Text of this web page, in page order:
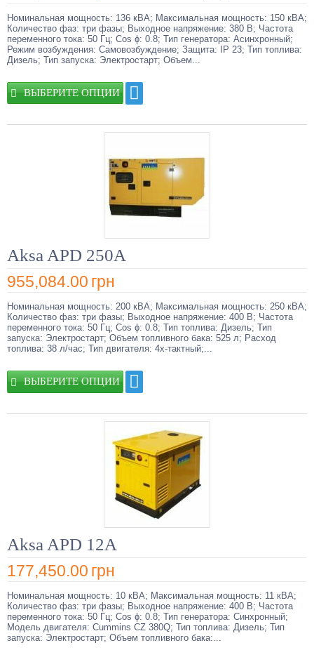
Номинальная мощность: 136 кВА; Максимальная мощность: 150 кВА;
Количество фаз: три фазы; Выходное напряжение: 380 В; Частота
переменного тока: 50 Гц; Cos ɸ: 0.8; Тип генератора: Асинхронный;
Режим возбуждения: Самовозбуждение; Защита: IP 23; Тип топлива:
Дизель; Тип запуска: Электростарт; Объем...
ВЫБЕРИТЕ ОПЦИИ
Aksa APD 250A
955,084.00 грн
Номинальная мощность: 200 кВА; Максимальная мощность: 250 кВА;
Количество фаз: три фазы; Выходное напряжение: 400 В; Частота
переменного тока: 50 Гц; Cos ɸ: 0.8; Тип топлива: Дизель; Тип
запуска: Электростарт; Объем топливного бака: 525 л; Расход
топлива: 38 л/час; Тип двигателя: 4х-тактный;...
ВЫБЕРИТЕ ОПЦИИ
Aksa APD 12A
177,450.00 грн
Номинальная мощность: 10 кВА; Максимальная мощность: 11 кВА;
Количество фаз: три фазы; Выходное напряжение: 400 В; Частота
переменного тока: 50 Гц; Cos ɸ: 0.8; Тип генератора: Синхронный;
Модель двигателя: Cummins CZ 380Q; Тип топлива: Дизель; Тип
запуска: Электростарт; Объем топливного бака:...